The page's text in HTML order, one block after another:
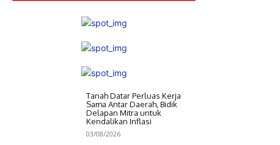
Tanah Datar Perluas Kerja
Sama Antar Daerah, Bidik
Delapan Mitra untuk
Kendalikan Inflasi
03/08/2026